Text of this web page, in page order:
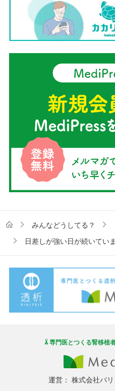
みんなどうしてる？
日差しが強い日が続いていますが、移植後
専門医とつくる腎移植
運営： 株式会社バ